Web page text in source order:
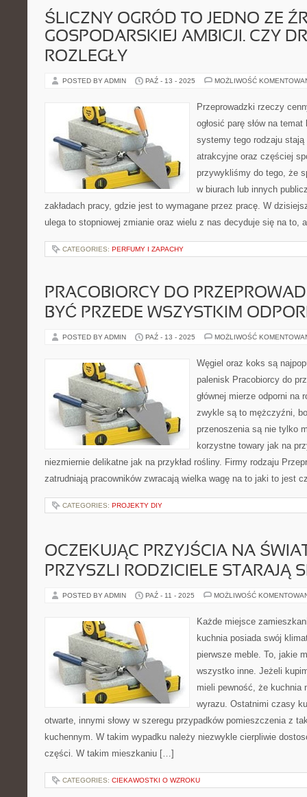
ŚLICZNY OGRÓD TO JEDNO ZE
GOSPODARSKIEJ AMBICJI. CZY
ROZLEGŁY
POSTED BY ADMIN PAŹ - 13 - 2025 MOŻLIWOŚĆ
Przeprowadzki rzeczy
ogłosić parę słów na
systemy tego rodzaju
atrakcyjne oraz częściej
przywykliśmy do tego, że
w biurach lub innych
zakładach pracy, gdzie jest to wymagane przez pracę. W
ulega to stopniowej zmianie oraz wielu z nas decyduje się na to,
CATEGORIES: PERFUMY I ZAPACHY
PRACOBIORCY DO
BYĆ PRZEDE WSZYSTKIM
POSTED BY ADMIN PAŹ - 13 - 2025 MOŻLIWOŚĆ
Węgiel oraz koks są
palenisk Pracobiorcy do
głównej mierze odporni
zwykle są to mężczyźni,
przenoszenia są nie tylko
korzystne towary jak na
niezmiernie delikatne jak na przykład rośliny. Firmy rodzaju
zatrudniają pracowników zwracają wielka wagę na to jaki to jest
CATEGORIES: PROJEKTY DIY
OCZEKUJĄC PRZYJŚCIA NA
PRZYSZLI RODZICIELE STARAJĄ
POSTED BY ADMIN PAŹ - 11 - 2025 MOŻLIWOŚĆ
Każde miejsce
kuchnia posiada swój
pierwsze meble. To, jakie
wszystko inne. Jeżeli
mieli pewność, że kuchnia
wyrazu. Ostatnimi czasy
otwarte, innymi słowy w szeregu przypadków pomieszczenia z
kuchennym. W takim wypadku należy niezwykle cierpliwie
części. W takim mieszkaniu […]
CATEGORIES: CIEKAWOSTKI O WZROKU